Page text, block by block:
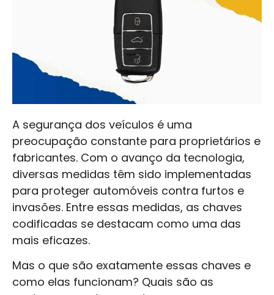
A segurança dos veículos é uma
preocupação constante para proprietários e
fabricantes. Com o avanço da tecnologia,
diversas medidas têm sido implementadas
para proteger automóveis contra furtos e
invasões. Entre essas medidas, as chaves
codificadas se destacam como uma das
mais eficazes.
Mas o que são exatamente essas chaves e
como elas funcionam? Quais são as